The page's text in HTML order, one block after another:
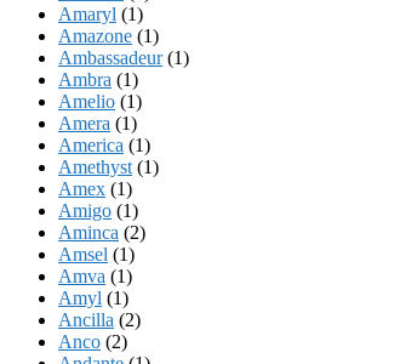
Amaryl (1)
Amazone (1)
Ambassadeur(1)
Ambra (1)
Amelio (1)
Amera (1)
America (1)
Amethyst (1)
Amex (1)
Amigo (1)
Aminca (2)
Amsel (1)
Amva (1)
Amyl (1)
Ancilla (2)
Anco (2)